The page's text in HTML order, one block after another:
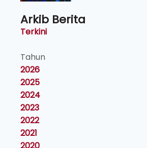
Arkib Berita
Terkini
Tahun
2026
2025
2024
2023
2022
2021
2020